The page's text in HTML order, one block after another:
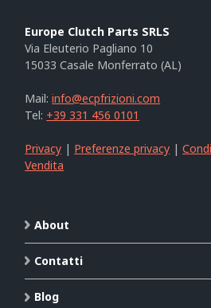
Europe Clutch Parts SRLS
Via Eleuterio Pagliano 10
15033 Casale Monferrato (AL)
Mail:info@ecpfrizioni.com
Tel: +39 331 456 0101
Privacy | Preferenze privacy |
Vendita
About
Contatti
Blog